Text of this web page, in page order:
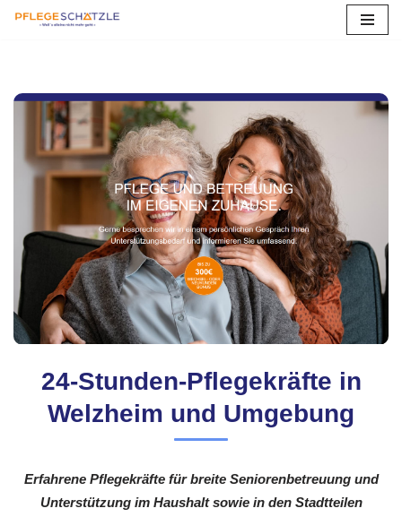
springen
24-Stunden-Pflegekräfte in
Welzheim und Umgebung
Erfahrene Pflegekräfte für breite Seniorenbetreuung und
Unterstützung im Haushalt sowie in den Stadtteilen